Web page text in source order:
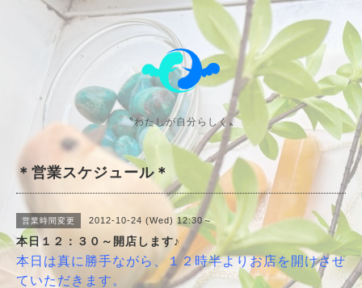
〝わたしが自分らしく〟
＊営業スケジュール＊
営業時間変更 2012-10-24 (Wed) 12:30～
本日１２：３０～開店します♪
本日は真に勝手ながら、１２時半よりお店を開けさせ
ていただきます。